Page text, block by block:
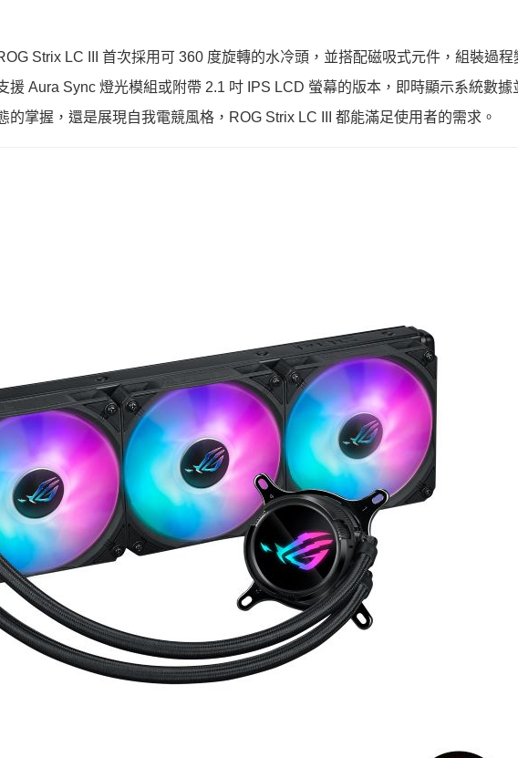
Strix LC III 首次採用可 360 度旋轉的水冷頭，並搭配磁吸式元件，組裝過程
援 Aura Sync 燈光模組或附帶 2.1 吋 IPS LCD 螢幕的版本，即時顯示系統數據
掌握，還是展現自我電競風格，ROG Strix LC III 都能滿足使用者的需求。